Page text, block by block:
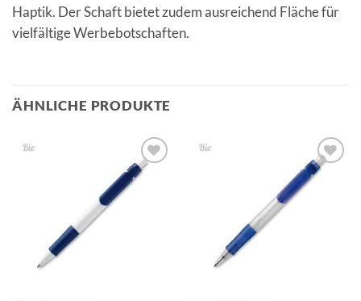
Haptik. Der Schaft bietet zudem ausreichend Fläche für
vielfältige Werbebotschaften.
ÄHNLICHE PRODUKTE
Auf die
Merkliste
Auf die
Merkliste